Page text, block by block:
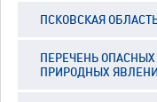
ПСКОВСКАЯ
ПЕРЕЧЕНЬ ОПАСНЫХ
ПРИРОДНЫХ